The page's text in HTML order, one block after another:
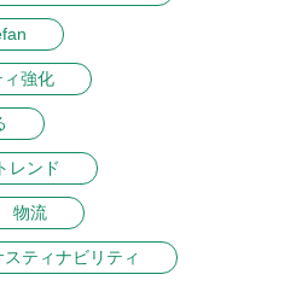
強化
レンド
物流
スティナビリティ